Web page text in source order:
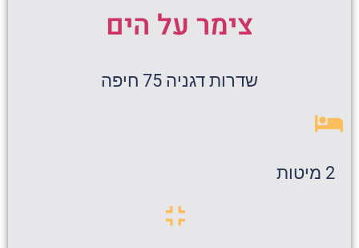
צימר על הים
שדרות דגניה 75 חיפה
2 מיטות